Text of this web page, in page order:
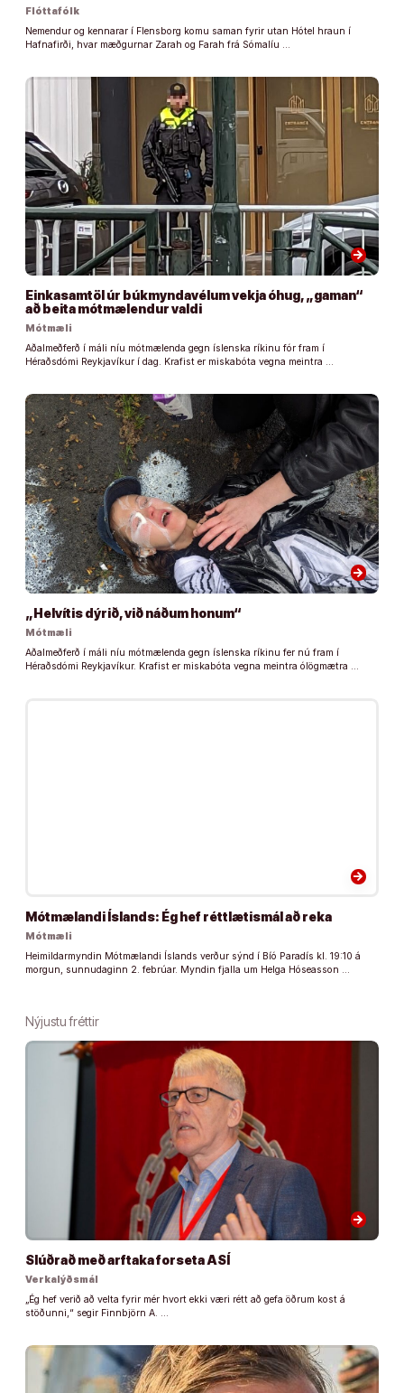
Flóttafólk
Nemendur og kennarar í Flensborg komu saman fyrir utan Hótel hraun í
Hafnafirði, hvar mæðgurnar Zarah og Farah frá Sómalíu …
arrow_forward
Einkasamtöl úr búkmyndavélum vekja óhug, „gaman“
að beita mótmælendur valdi
Mótmæli
Aðalmeðferð í máli níu mótmælenda gegn íslenska ríkinu fór fram í
Héraðsdómi Reykjavíkur í dag. Krafist er miskabóta vegna meintra …
arrow_forward
„Helvítis dýrið, við náðum honum“
Mótmæli
Aðalmeðferð í máli níu mótmælenda gegn íslenska ríkinu fer nú fram í
Héraðsdómi Reykjavíkur. Krafist er miskabóta vegna meintra ólögmætra …
arrow_forward
Mótmælandi Íslands: Ég hef réttlætismál að reka
Mótmæli
Heimildarmyndin Mótmælandi Íslands verður sýnd í Bíó Paradís kl. 19:10 á
morgun, sunnudaginn 2. febrúar. Myndin fjalla um Helga Hóseasson …
Nýjustu fréttir
arrow_forward
Slúðrað með arftaka forseta ASÍ
Verkalýðsmál
„Ég hef verið að velta fyrir mér hvort ekki væri rétt að gefa öðrum kost á
stöðunni,“ segir Finnbjörn A. …